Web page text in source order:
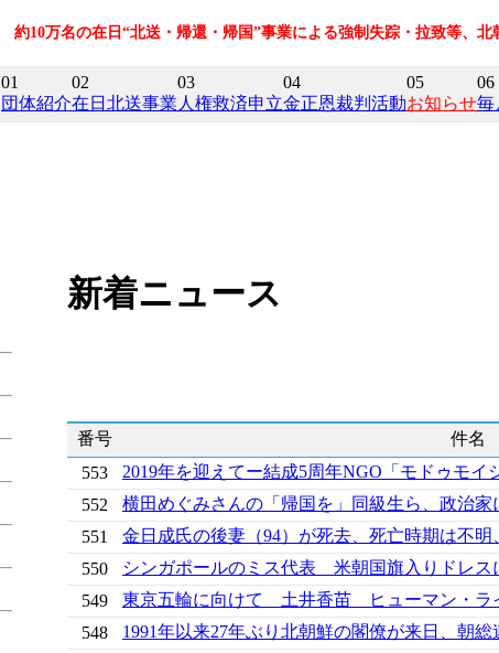
約10万名の在日“北送・帰還・帰国”事業による強制失踪・拉致等、北
01
団体紹介
02
在日北送事業
03
人権救済申立
04
金正恩裁判活動
05
お知らせ
06
毎
新着ニュース
番号
件名
553
2019年を迎えてー結成5周年NGO「モドゥモイ
552
横田めぐみさんの「帰国を」同級生ら、政治家
551
金日成氏の後妻（94）が死去、死亡時期は不
550
シンガポールのミス代表 米朝国旗入りドレス
549
東京五輪に向けて 土井香苗 ヒューマン・ラ
548
1991年以来27年ぶり北朝鮮の閣僚が来日、朝